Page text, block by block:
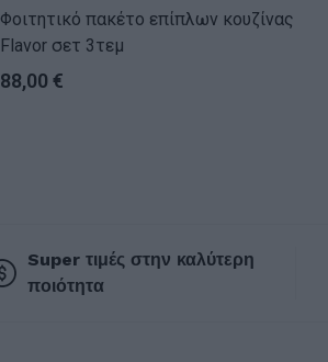
Φοιτητικό πακέτο επίπλων κουζίνας
Flavor σετ 3τεμ
88,00 €
Super τιμές στην καλύτερη
ποιότητα